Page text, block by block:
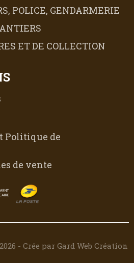
POLICE, GENDARMERIE
ET DE COLLECTION
Politique de
de vente
- Crée par Gard Web Création